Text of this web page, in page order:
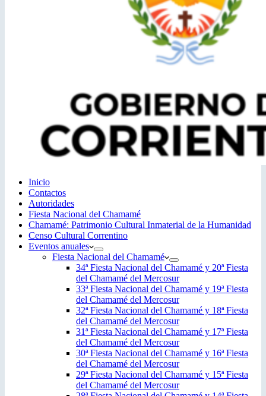
Inicio
Contactos
Autoridades
Fiesta Nacional del Chamamé
Chamamé: Patrimonio Cultural Inmaterial de la Humanidad
Censo Cultural Correntino
Eventos anuales
Fiesta Nacional del Chamamé
34ª Fiesta Nacional del Chamamé y 20ª Fiesta
del Chamamé del Mercosur
33ª Fiesta Nacional del Chamamé y 19ª Fiesta
del Chamamé del Mercosur
32ª Fiesta Nacional del Chamamé y 18ª Fiesta
del Chamamé del Mercosur
31ª Fiesta Nacional del Chamamé y 17ª Fiesta
del Chamamé del Mercosur
30ª Fiesta Nacional del Chamamé y 16ª Fiesta
del Chamamé del Mercosur
29ª Fiesta Nacional del Chamamé y 15ª Fiesta
del Chamamé del Mercosur